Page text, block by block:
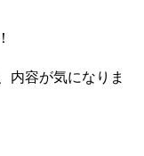
内容が気になりま